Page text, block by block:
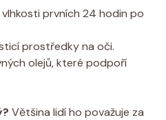
prvních 24 hodin po
prostředky na oči.
olejů, které podpoří
Většina lidí ho považuje za